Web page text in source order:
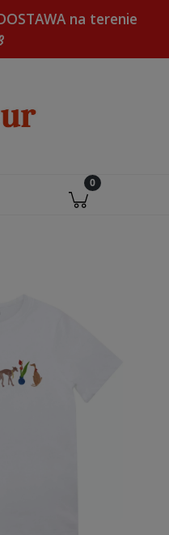
na terenie